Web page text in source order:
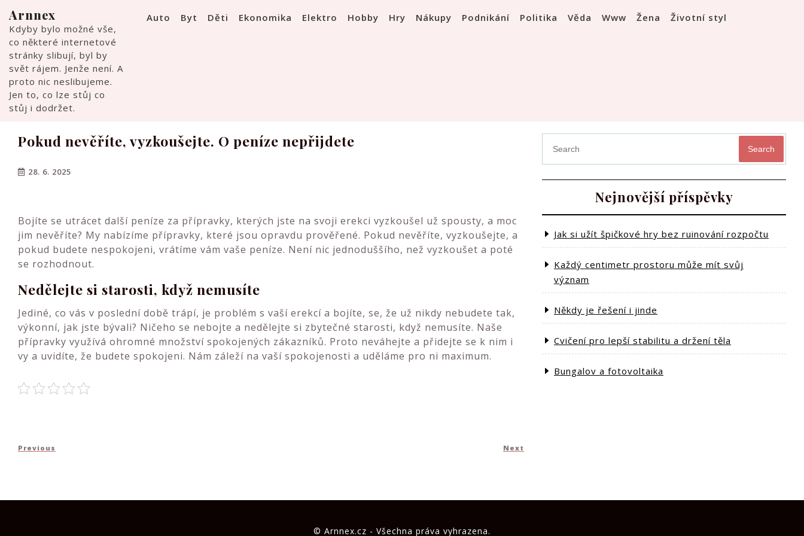
to
content
Arnnex
Kdyby bylo možné vše,
co některé internetové
stránky slibují, byl by
svět rájem. Jenže není. A
proto nic neslibujeme.
Jen to, co lze stůj co
stůj i dodržet.
Auto Byt Děti Ekonomika Elektro Hobby Hry Nákupy Podnikání Politika Věda Www Žena Životní styl
Pokud nevěříte, vyzkoušejte. O peníze nepřijdete
28. 6. 2025
Bojíte se utrácet další peníze za přípravky, kterých jste na svoji erekci vyzkoušel už spousty, a moc
jim nevěříte? My nabízíme přípravky, které jsou opravdu prověřené. Pokud nevěříte, vyzkoušejte, a
pokud budete nespokojeni, vrátíme vám vaše peníze. Není nic jednoduššího, než vyzkoušet a poté
se rozhodnout.
Nedělejte si starosti, když nemusíte
Jediné, co vás v poslední době trápí, je problém s vaší erekcí a bojíte, se, že už nikdy nebudete tak,
výkonní, jak jste bývali? Ničeho se nebojte a nedělejte si zbytečné starosti, když nemusíte. Naše
přípravky využívá ohromné množství spokojených zákazníků. Proto neváhejte a přidejte se k nim i
vy a uvidíte, že budete spokojeni. Nám záleží na vaší spokojenosti a uděláme pro ni maximum.
Navigace
pro
Previous
Previous
Next
Next
Search
Nejnovější příspěvky
Jak si užít špičkové hry bez ruinování rozpočtu
Každý centimetr prostoru může mít svůj
význam
Někdy je řešení i jinde
Cvičení pro lepší stabilitu a držení těla
Bungalov a fotovoltaika
© Arnnex.cz - Všechna práva vyhrazena.